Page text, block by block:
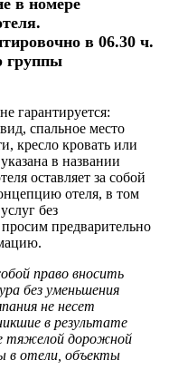
в 06.30 ч.
группы
гарантируется:
спальное место
кресло кровать или
в названии
оставляет за собой
отеля, в том
без
предварительно
право вносить
без уменьшения
не несет
в результате
тяжелой дорожной
в отели, объекты